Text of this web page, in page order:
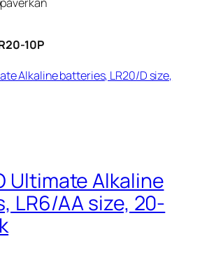
10P
Alkaline batteries, LR20/D size,
Ultimate Alkaline
LR6/AA size, 20-